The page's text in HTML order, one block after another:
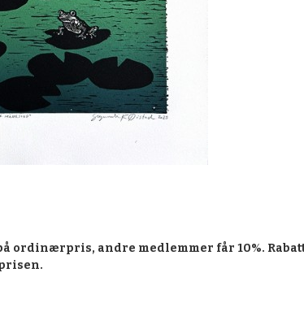
ordinærpris, andre medlemmer får 10%.